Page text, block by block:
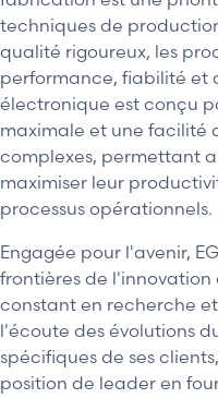
techniques de
qualité rigoureux, les
performance, fiabilité et
électronique est conçu
maximale et une facilité
complexes, permettant
maximiser leur
processus opérationnels.
Engagée pour l'avenir,
frontières de l'innovation
constant en recherche
l'écoute des évolutions
spécifiques de ses
position de leader en